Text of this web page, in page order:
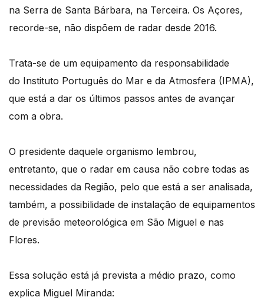
na Serra de Santa Bárbara, na Terceira. Os Açores,
recorde-se, não dispõem de radar desde 2016.
Trata-se de um equipamento da responsabilidade
do Instituto Português do Mar e da Atmosfera (IPMA),
que está a dar os últimos passos antes de avançar
com a obra.
O presidente daquele organismo lembrou,
entretanto, que o radar em causa não cobre todas as
necessidades da Região, pelo que está a ser analisada,
também, a possibilidade de instalação de equipamentos
de previsão meteorológica em São Miguel e nas
Flores.
Essa solução está já prevista a médio prazo, como
explica Miguel Miranda: